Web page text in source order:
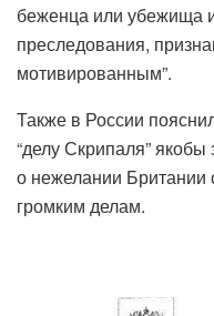
беженца или убежища
преследования,
мотивированным”.
Также в России
“делу Скрипаля”
о нежелании Британии
громким делам.